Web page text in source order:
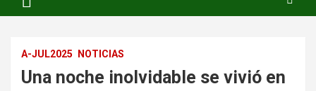
A-JUL2025 NOTICIAS
Una noche inolvidable se vivió en